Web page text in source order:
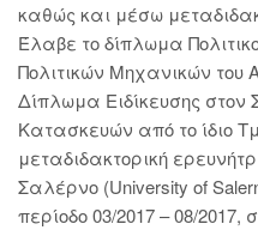
καθώς και μέσω
Έλαβε το δίπλωμα
Πολιτικών Μηχανικών του
Δίπλωμα Ειδίκευσης στον
Κατασκευών από το ίδιο
μεταδιδακτορική
Σαλέρνο (University of
περίοδο 03/2017 – 08/2017,